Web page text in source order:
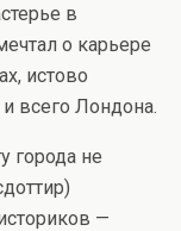
в
о карьере
истово
всего Лондона.
города не
—